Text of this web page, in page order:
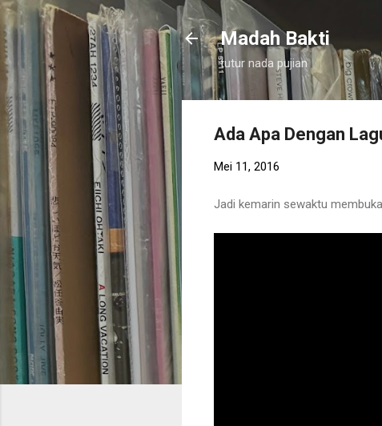
Madah Bakti
tutur nada pujian
Ada Apa Dengan
Mei 11, 2016
Jadi kemarin sewaktu